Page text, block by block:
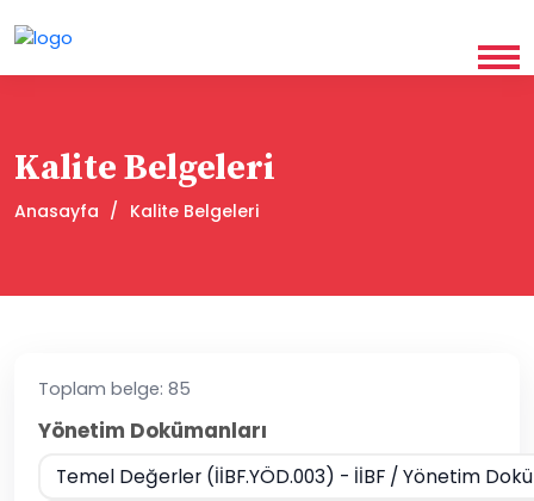
Kalite Belgeleri
Anasayfa Kalite Belgeleri
Toplam belge: 85
Yönetim Dokümanları
Temel Değerler (İİBF.YÖD.003) - İİBF / Yönetim